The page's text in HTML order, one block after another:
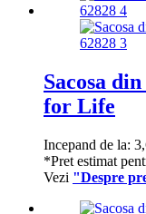
Sacosa
for Life
Incepand de la:
*Pret estimat
Vezi "Despre